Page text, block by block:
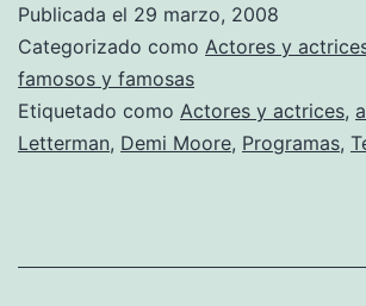
Publicada el 29 marzo, 2008
Categorizado como Actores y
famosos y famosas
Etiquetado como Actores y actrices,
Letterman, Demi Moore, Programas,